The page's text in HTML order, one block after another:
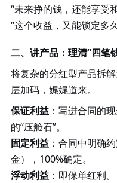
“未来挣的钱，还能享受
“这个收益，又能锁定多
二、讲产品：理清“四笔
将复杂的分红型产品拆
层加码，娓娓道来。
保证利益：写进合同的
的“压舱石”。
固定利益：合同中明确
金）， 100%确定。
浮动利益：即保单红利。